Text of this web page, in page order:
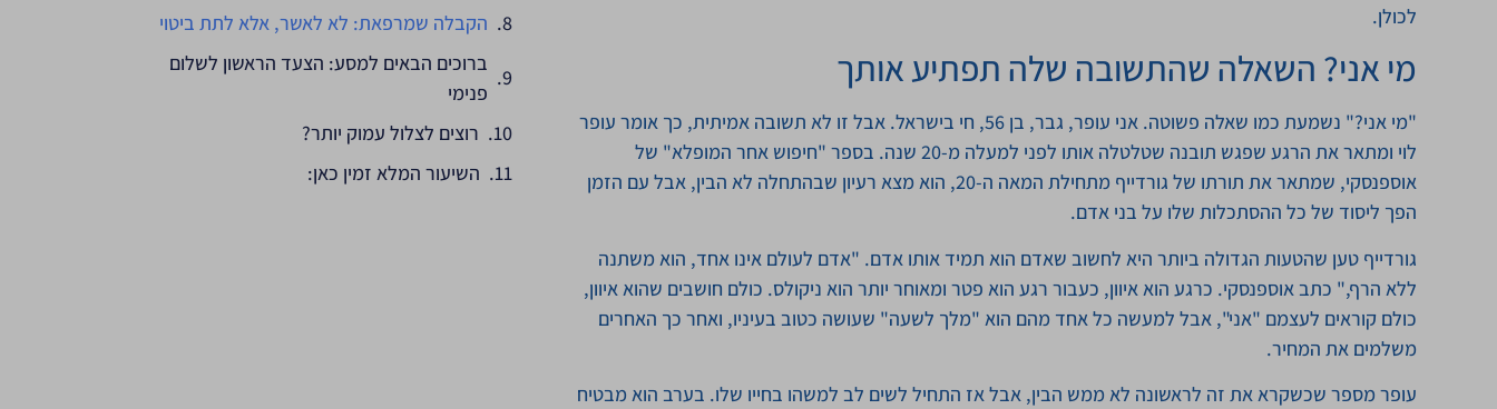
לכולן.
מי אני? השאלה שהתשובה שלה תפתיע אותך
"מי אני?" נשמעת כמו שאלה פשוטה. אני עופר, גבר, בן 56, חי בישראל. אבל זו לא תשובה אמיתית, כך אומר עופר
לוי ומתאר את הרגע שפגש תובנה שטלטלה אותו לפני למעלה מ-20 שנה. בספר "חיפוש אחר המופלא" של
אוספנסקי, שמתאר את תורתו של גורדייף מתחילת המאה ה-20, הוא מצא רעיון שבהתחלה לא הבין, אבל עם הזמן
הפך ליסוד של כל ההסתכלות שלו על בני אדם.
גורדייף טען שהטעות הגדולה ביותר היא לחשוב שאדם הוא תמיד אותו אדם. "אדם לעולם אינו אחד, הוא משתנה
ללא הרף," כתב אוספנסקי. כרגע הוא איוון, כעבור רגע הוא פטר ומאוחר יותר הוא ניקולס. כולם חושבים שהוא איוון,
כולם קוראים לעצמם "אני", אבל למעשה כל אחד מהם הוא "מלך לשעה" שעושה כטוב בעיניו, ואחר כך האחרים
משלמים את המחיר.
עופר מספר שכשקרא את זה לראשונה לא ממש הבין, אבל אז התחיל לשים לב למשהו בחייו שלו. בערב הוא מבטיח
הקבלה שמרפאת: לא לאשר, אלא לתת ביטוי
ברוכים הבאים למסע: הצעד הראשון לשלום
פנימי
רוצים לצלול עמוק יותר?
השיעור המלא זמין כאן: